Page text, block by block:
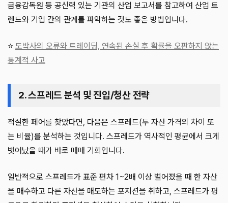
금융감독원 등 공신력 있는 기관의 산업 보고서를 참고하여 산업 트
렌드와 기업 간의 관계를 파악하는 것도 좋은 방법입니다.
⭐ 도박사의 오류와 트레이딩, 연속된 손실 후 확률을 오판하지 않는
통계적 사고
2. 스프레드 분석 및 진입/청산 전략
적절한 페어를 찾았다면, 다음은 스프레드(두 자산 가격의 차이 또
는 비율)를 분석하는 것입니다. 스프레드가 역사적인 평균에서 크게
벗어났을 때가 바로 매매 기회입니다.
일반적으로 스프레드가 표준 편차 1~2배 이상 벌어졌을 때 한 자산
을 매수하고 다른 자산을 매도하는 포지션을 취하고, 스프레드가 평